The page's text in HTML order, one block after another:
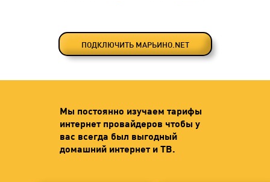
ПОДКЛЮЧИТЬ МАРЬИНО.NET
Мы постоянно изучаем тарифы
интернет провайдеров чтобы у
вас всегда был выгодный
домашний интернет и ТВ.